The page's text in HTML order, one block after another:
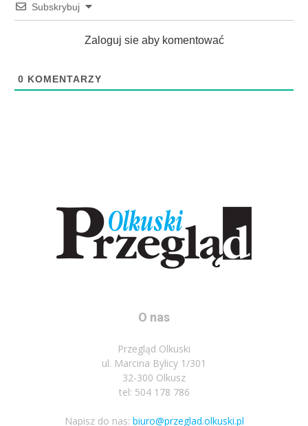
Subskrybuj
Zaloguj sie aby komentować
0 KOMENTARZY
O nas
Przegląd Olkuski
ul. Marcina Bylicy 1/301
32-300 Olkusz
tel: 504 178 786
Napisz do nas: biuro@przeglad.olkuski.pl